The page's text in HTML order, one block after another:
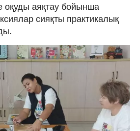
оқуды аяқтау бойынша
сияқты практикалық